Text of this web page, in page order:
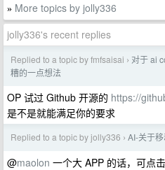
» More topics by jolly336
jolly336's recent replies
Replied to a topic by fmfsaisai › 对于 ai
糟的一点想法
OP 试过 Github 开源的 https://
是不是就能满足你的要求
Replied to a topic by jolly336 › AI-关于
@maolon 一个大 APP 的话，可点